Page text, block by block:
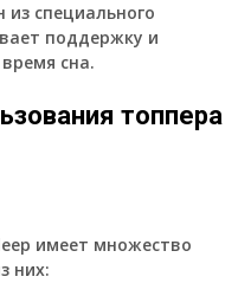
из специального
поддержку и
сна.
топпера
имеет множество
них: